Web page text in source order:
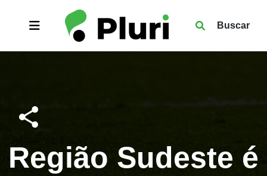
Buscar
Região Sudeste é